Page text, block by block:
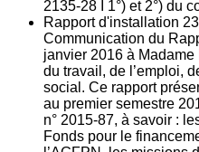
2135‐28 I 1°) et 2°) du
Rapport d'installation 23
Communication du
janvier 2016 à
du travail, de l’emploi,
social. Ce rapport
au premier semestre
n° 2015-87, à savoir :
Fonds pour le